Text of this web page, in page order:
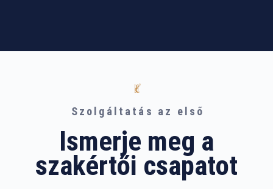
Szolgáltatás az első
Ismerje meg a
szakértői csapatot